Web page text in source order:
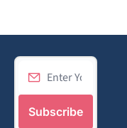
Subscribe